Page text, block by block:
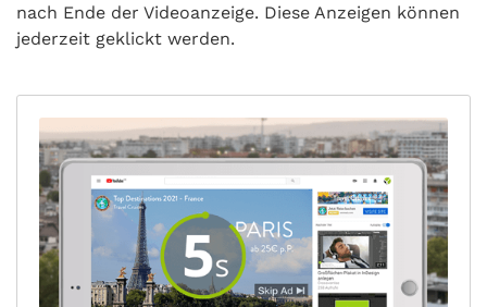
nach Ende der Videoanzeige. Diese Anzeigen können
jederzeit geklickt werden.